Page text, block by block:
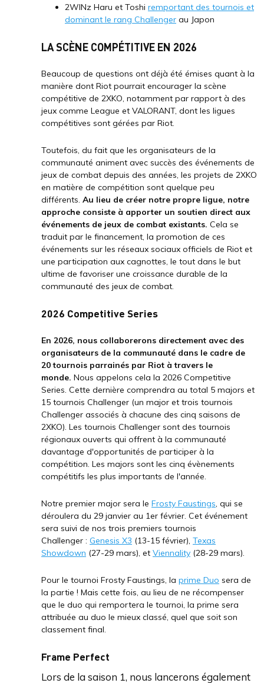
2WINz Haru et Toshi remportant des tournois et
dominant le rang Challenger au Japon
LA SCÈNE COMPÉTITIVE EN 2026
Beaucoup de questions ont déjà été émises quant à la
manière dont Riot pourrait encourager la scène
compétitive de 2XKO, notamment par rapport à des
jeux comme League et VALORANT, dont les ligues
compétitives sont gérées par Riot.
Toutefois, du fait que les organisateurs de la
communauté animent avec succès des événements de
jeux de combat depuis des années, les projets de 2XKO
en matière de compétition sont quelque peu
différents. Au lieu de créer notre propre ligue, notre
approche consiste à apporter un soutien direct aux
événements de jeux de combat existants. Cela se
traduit par le financement, la promotion de ces
événements sur les réseaux sociaux officiels de Riot et
une participation aux cagnottes, le tout dans le but
ultime de favoriser une croissance durable de la
communauté des jeux de combat.
2026 Competitive Series
En 2026, nous collaborerons directement avec des
organisateurs de la communauté dans le cadre de
20 tournois parrainés par Riot à travers le
monde. Nous appelons cela la 2026 Competitive
Series. Cette dernière comprendra au total 5 majors et
15 tournois Challenger (un major et trois tournois
Challenger associés à chacune des cinq saisons de
2XKO). Les tournois Challenger sont des tournois
régionaux ouverts qui offrent à la communauté
davantage d'opportunités de participer à la
compétition. Les majors sont les cinq évènements
compétitifs les plus importants de l'année.
Notre premier major sera le Frosty Faustings, qui se
déroulera du 29 janvier au 1er février. Cet événement
sera suivi de nos trois premiers tournois
Challenger : Genesis X3 (13-15 février), Texas
Showdown (27-29 mars), et Viennality (28-29 mars).
Pour le tournoi Frosty Faustings, la prime Duo sera de
la partie ! Mais cette fois, au lieu de ne récompenser
que le duo qui remportera le tournoi, la prime sera
attribuée au duo le mieux classé, quel que soit son
classement final.
Frame Perfect
Lors de la saison 1, nous lancerons également